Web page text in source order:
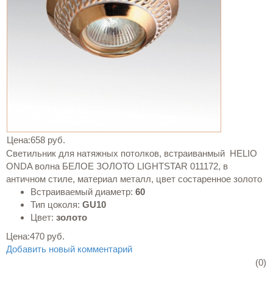
Цена:658 руб.
Светильник для натяжных потолков, встраиванмый HELIO
ONDA волна БЕЛОЕ ЗОЛОТО LIGHTSTAR 011172, в
античном стиле, материал металл, цвет состаренное золото
Встраиваемый диаметр: 60
Тип цоколя: GU10
Цвет: золото
Цена:470 руб.
Добавить новый комментарий
(0)